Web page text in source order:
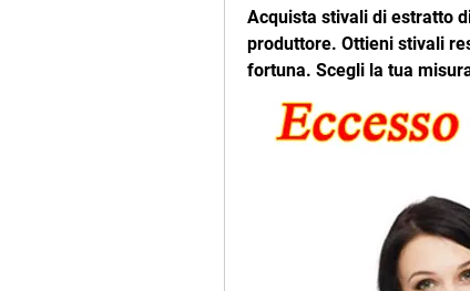
Acquista stivali di estratto
produttore. Ottieni stivali
fortuna. Scegli la tua